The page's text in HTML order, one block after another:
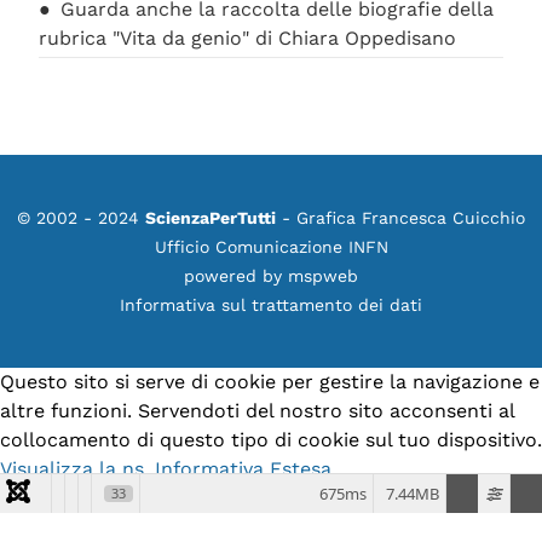
Guarda anche la raccolta delle biografie della
rubrica "Vita da genio" di Chiara Oppedisano
© 2002 - 2024 ScienzaPerTutti - Grafica Francesca Cuicchio
Ufficio Comunicazione INFN
powered by mspweb
Informativa sul trattamento dei dati
Questo sito si serve di cookie per gestire la navigazione e
altre funzioni. Servendoti del nostro sito acconsenti al
collocamento di questo tipo di cookie sul tuo dispositivo.
Visualizza la ns. Informativa Estesa.
Accetto
33 7.44MB
675ms